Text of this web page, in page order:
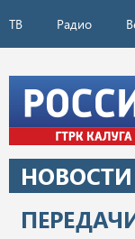
ТВ Радио
НОВОСТИ